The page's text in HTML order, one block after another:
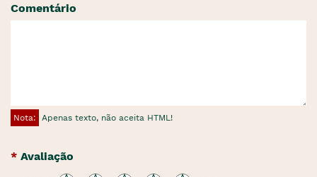
Comentário
Nota: Apenas texto, não aceita HTML!
Avaliação